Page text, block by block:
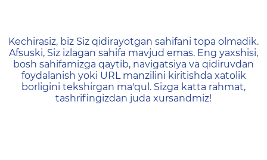
404 — Страница не
Kechirasiz, biz Siz qidirayotgan sahifani topa olmadik.
Afsuski, Siz izlagan sahifa mavjud emas. Eng yaxshisi,
bosh sahifamizga qaytib, navigatsiya va qidiruvdan
foydalanish yoki URL manzilini kiritishda xatolik
borligini tekshirgan ma'qul. Sizga katta rahmat,
tashrifingizdan juda xursandmiz!